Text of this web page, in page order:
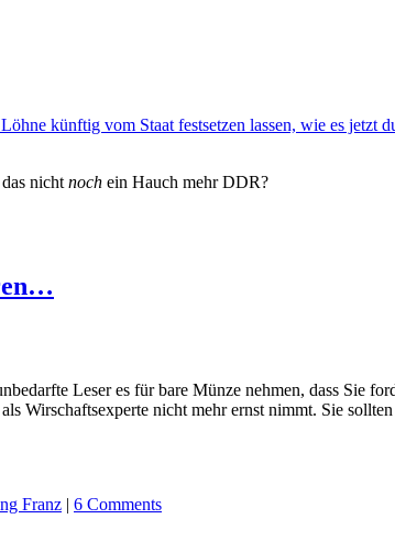
künftig vom Staat festsetzen lassen, wie es jetzt
nicht noch ein Hauch mehr DDR?
Leser es für bare Münze nehmen, dass Sie
Wirschaftsexperte nicht mehr ernst nimmt. Sie
Franz | 6 Comments